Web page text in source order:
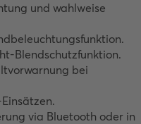
und wahlweise
Blendschutzfunktion.
bei
via Bluetooth oder in